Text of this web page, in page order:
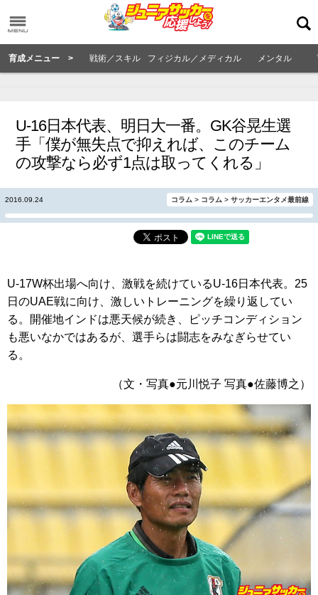
育成メニュー > 戦術／スキル フィジカル／メディカル メンタル
U-16日本代表、明日大一番。GK谷晃生選
手「僕が無失点で抑えれば、このチーム
の攻撃なら必ず1点は取ってくれる」
2016.09.24 コラム > コラム > サッカーエンタメ最前線
U-17W杯出場へ向け、激戦を続けているU-16日本代表。25
日のUAE戦に向け、激しいトレーニングを繰り返してい
る。開催地インドは悪天候が続き、ピッチコンディション
も悪いなかではあるが、選手らは闘志をみなぎらせてい
る。
（文・写真●元川悦子 写真●佐藤博之）